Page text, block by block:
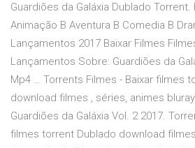
Guardiões da Galáxia Dublado Torrent.
Animação B Aventura B Comedia B
Lançamentos 2017 Baixar Filmes
Lançamentos Sobre: Guardiões da
Mp4 … Torrents Filmes - Baixar filmes
download filmes , séries, animes
Guardiões da Galáxia Vol. 2 2017.
filmes torrent Dublado download